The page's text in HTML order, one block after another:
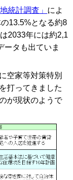
統計調査」 によ
13.5%となる約8
2033年には約2,1
ータも出ていま
空家等対策特別
打ってきました
が現状のようで